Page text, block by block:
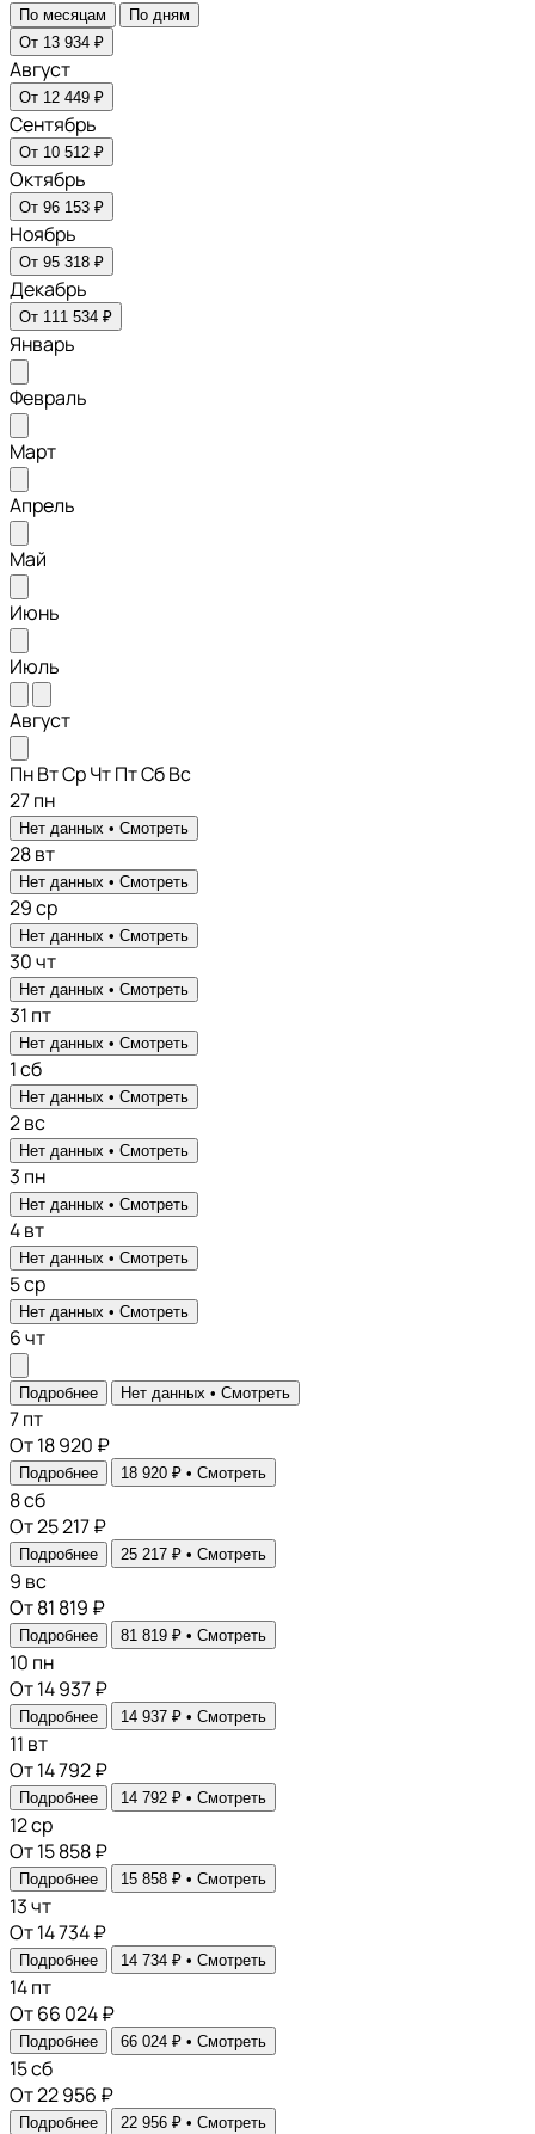
По месяцам
По дням
От 13 934 ₽
Август
От 12 449 ₽
Сентябрь
От 10 512 ₽
Октябрь
От 96 153 ₽
Ноябрь
От 95 318 ₽
Декабрь
От 111 534 ₽
Январь
Февраль
Март
Апрель
Май
Июнь
Июль
Август
ПнВтСрЧтПтСбВс
27пн
Нет данных • Смотреть
28вт
Нет данных • Смотреть
29ср
Нет данных • Смотреть
30чт
Нет данных • Смотреть
31 пт
Нет данных • Смотреть
1сб
Нет данных • Смотреть
2вс
Нет данных • Смотреть
3 пн
Нет данных • Смотреть
4вт
Нет данных • Смотреть
5ср
Нет данных • Смотреть
6чт
Подробнее Нет данных • Смотреть
7пт
От 18 920 ₽
Подробнее 18 920 ₽ • Смотреть
8сб
От 25 217 ₽
Подробнее 25 217 ₽ • Смотреть
9 вс
От 81 819 ₽
Подробнее 81 819 ₽ • Смотреть
10 пн
От 14 937 ₽
Подробнее 14 937 ₽ • Смотреть
11 вт
От 14 792 ₽
Подробнее 14 792 ₽ • Смотреть
12ср
От 15 858 ₽
Подробнее 15 858 ₽ • Смотреть
13чт
От 14 734 ₽
Подробнее 14 734 ₽ • Смотреть
14пт
От 66 024 ₽
Подробнее 66 024 ₽ • Смотреть
15сб
От 22 956 ₽
Подробнее 22 956 ₽ • Смотреть